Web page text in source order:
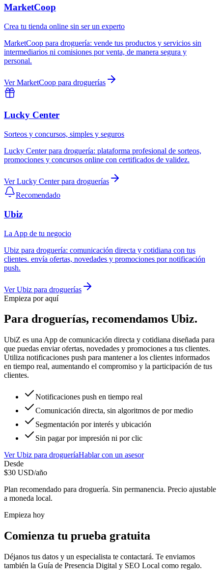
MarketCoop
Crea tu tienda online sin ser un experto
MarketCoop para droguería: vende tus productos y servicios sin
intermediarios ni comisiones por venta, de manera segura y
personal.
VerMarketCoop para droguerías
Lucky Center
Sorteos y concursos, simples y seguros
Lucky Centerpara droguería: plataforma profesional de sorteos,
promociones y concursos online con certificados de validez.
VerLucky Centerpara droguerías
Recomendado
Ubiz
La App de tu negocio
Ubiz para droguería: comunicación directa y cotidiana con tus
clientes. envía ofertas, novedades y promociones por notificación
push.
VerUbiz para droguerías
Empieza por aquí
Para droguerías, recomendamos Ubiz.
UbiZ es una App de comunicación directa y cotidiana diseñada para
que puedas enviar ofertas, novedades y promociones a tus clientes.
Utiliza notificaciones push para mantener a los clientes informados
en tiempo real, aumentando el compromiso y la participación de tus
clientes.
Notificaciones push en tiempo real
Comunicación directa, sin algoritmos de por medio
Segmentación por interés y ubicación
Sin pagar por impresión ni por clic
VerUbiz para drogueríaHablar con un asesor
Desde
$30 USD/año
Plan recomendado para droguería. Sin permanencia. Precio ajustable
a moneda local.
Empieza hoy
Comienza tu prueba gratuita
Déjanos tus datos y un especialista te contactará. Te enviamos
también la Guía de Presencia Digital y SEO Local como regalo.